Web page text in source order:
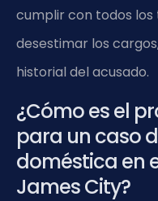
cumplir con todos
desestimar los
historial del acusado.
¿Cómo es el
para un caso
doméstica en
James City?